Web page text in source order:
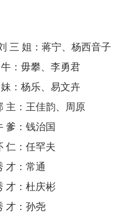
三 姐：蒋宁、杨西音子
牛：毋攀、李勇君
妹：杨乐、易文卉
主：王佳韵、周原
爹：钱治国
仁：任罕夫
才：常通
才：杜庆彬
才：孙尧